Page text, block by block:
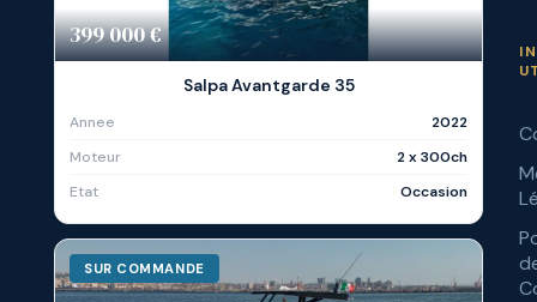
399 000 €
Salpa Avantgarde 35
Annee
2022
Moteur
2 x 300ch
Etat
Occasion
SUR COMMANDE